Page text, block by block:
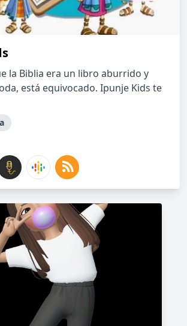
la Biblia era un libro aburrido y
está equivocado. Ipunje Kids te